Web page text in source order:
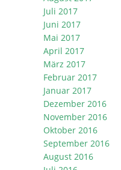
Juli 2017
Juni 2017
Mai 2017
April 2017
März 2017
Februar 2017
Januar 2017
Dezember 2016
November 2016
Oktober 2016
September 2016
August 2016